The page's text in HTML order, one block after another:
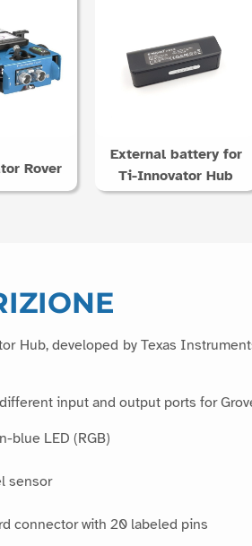
Rover
External battery for
Ti-Innovator Hub
Hub, developed by Texas
input and output ports for
blue LED (RGB)
sensor
connector with 20 labeled pins